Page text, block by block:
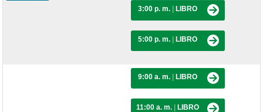
3:00 p. m. LIBRO
5:00 p. m. LIBRO
9:00 a. m. LIBRO
11:00 a. m. LIBRO